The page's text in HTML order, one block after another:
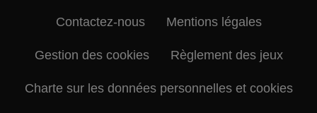
Contactez-nous Mentions légales
Gestion des cookies Règlement des jeux
Charte sur les données personnelles et cookies